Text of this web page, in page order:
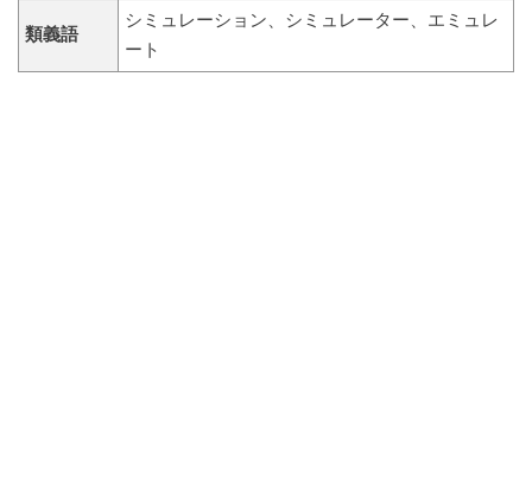
類義語
シミュレーション、シミュレーター、エミュレ
ート